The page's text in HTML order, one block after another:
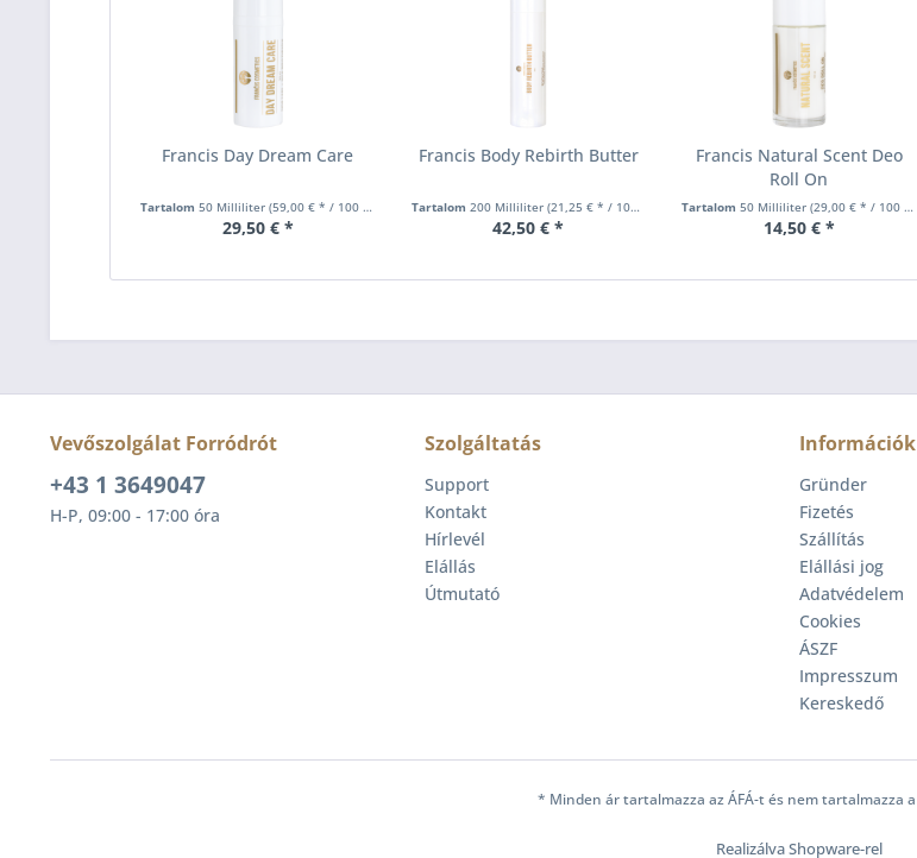
Francis Day Dream Care
Tartalom 50 Milliliter (59,00 € * / 100 Milliliter)
29,50 € *
Francis Body Rebirth Butter
Tartalom 200 Milliliter (21,25 € * / 100 Milliliter)
42,50 € *
Francis Natural Scent Deo
Roll On
Tartalom50 Milliliter(29,00 € * / 100 Milliliter)
14,50 € *
Vevőszolgálat Forródrót
+43 1 3649047
H-P, 09:00 - 17:00 óra
Szolgáltatás
Support
Kontakt
Hírlevél
Elállás
Útmutató
Információk
Gründer
Fizetés
Szállítás
Elállási jog
Adatvédelem
Cookies
ÁSZF
Impresszum
Kereskedő
* Minden ár tartalmazza az ÁFÁ-t és nem tartalmazza a
Realizálva Shopware-rel